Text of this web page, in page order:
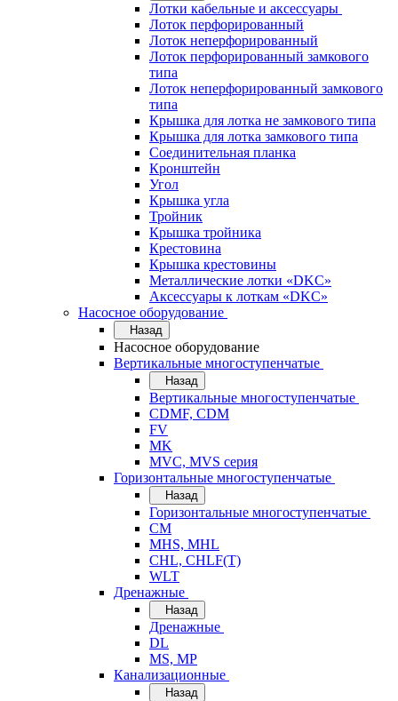
Лотки кабельные и аксессуары
Лоток перфорированный
Лоток неперфорированный
Лоток перфорированный замкового
типа
Лоток неперфорированный замкового
типа
Крышка для лотка не замкового типа
Крышка для лотка замкового типа
Соединительная планка
Кронштейн
Угол
Крышка угла
Тройник
Крышка тройника
Крестовина
Крышка крестовины
Металлические лотки «DKC»
Аксессуары к лоткам «DKC»
Насосное оборудование
Назад
Насосное оборудование
Вертикальные многоступенчатые
Назад
Вертикальные многоступенчатые
CDMF, CDM
FV
MK
MVC, MVS серия
Горизонтальные многоступенчатые
Назад
Горизонтальные многоступенчатые
CM
MHS, MHL
CHL, CHLF(T)
WLT
Дренажные
Назад
Дренажные
DL
MS, MP
Канализационные
Назад